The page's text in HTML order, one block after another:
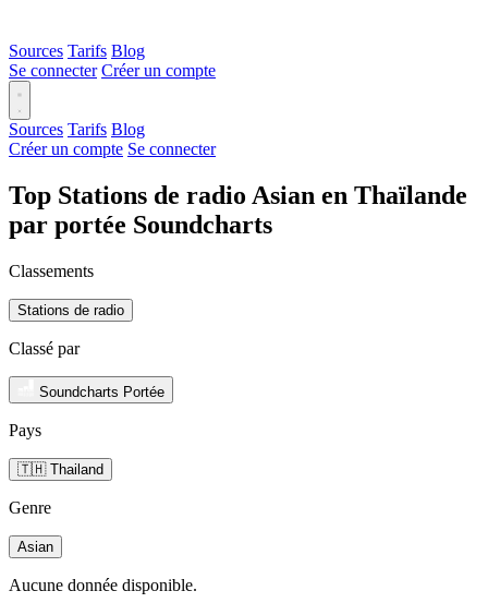
Sources Tarifs Blog
Se connecter Créer un compte
Sources Tarifs Blog
Créer un compte Se connecter
Top Stations de radio Asian en Thaïlande
par portée Soundcharts
Classements
Stations de radio
Classé par
Soundcharts Portée
Pays
🇹🇭 Thailand
Genre
Asian
Aucune donnée disponible.